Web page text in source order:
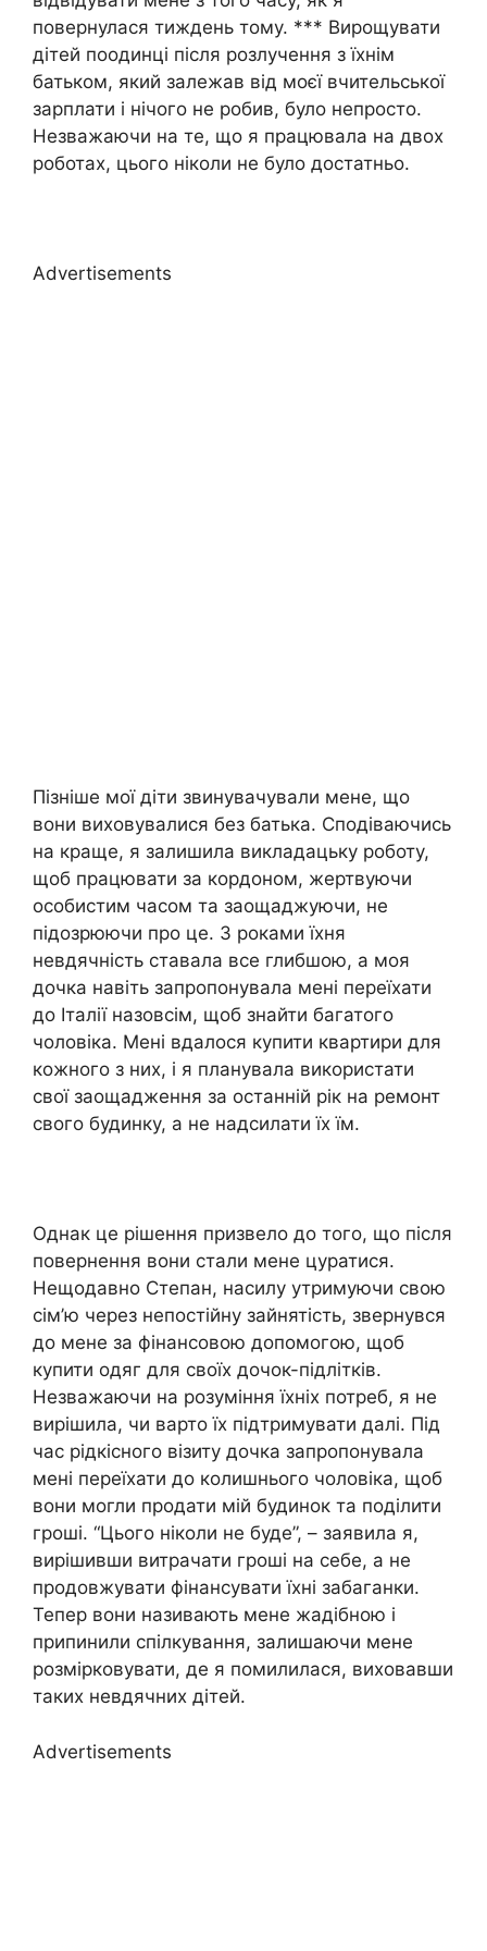
повернулася тиждень тому. *** Вирощувати
дітей поодинці після розлучення з їхнім
батьком, який залежав від моєї вчительської
зарплати і нічого не робив, було непросто.
Незважаючи на те, що я працювала на двох
роботах, цього ніколи не було достатньо.
Advertisements
Пізніше мої діти звинувачували мене, що
вони виховувалися без батька. Сподіваючись
на краще, я залишила викладацьку роботу,
щоб працювати за кордоном, жертвуючи
особистим часом та заощаджуючи, не
підозрюючи про це. З роками їхня
невдячність ставала все глибшою, а моя
дочка навіть запропонувала мені переїхати
до Італії назовсім, щоб знайти багатого
чоловіка. Мені вдалося купити квартири для
кожного з них, і я планувала використати
свої заощадження за останній рік на ремонт
свого будинку, а не надсилати їх їм.
Однак це рішення призвело до того, що після
повернення вони стали мене цуратися.
Нещодавно Степан, насилу утримуючи свою
сім’ю через непостійну зайнятість, звернувся
до мене за фінансовою допомогою, щоб
купити одяг для своїх дочок-підлітків.
Незважаючи на розуміння їхніх потреб, я не
вирішила, чи варто їх підтримувати далі. Під
час рідкісного візиту дочка запропонувала
мені переїхати до колишнього чоловіка, щоб
вони могли продати мій будинок та поділити
гроші. “Цього ніколи не буде”, – заявила я,
вирішивши витрачати гроші на себе, а не
продовжувати фінансувати їхні забаганки.
Тепер вони називають мене жадібною і
припинили спілкування, залишаючи мене
розмірковувати, де я помилилася, виховавши
таких невдячних дітей.
Advertisements